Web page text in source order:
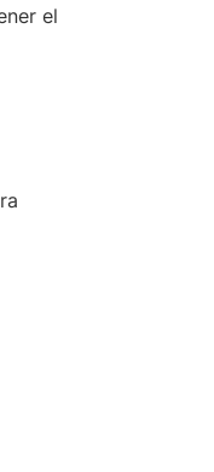
el